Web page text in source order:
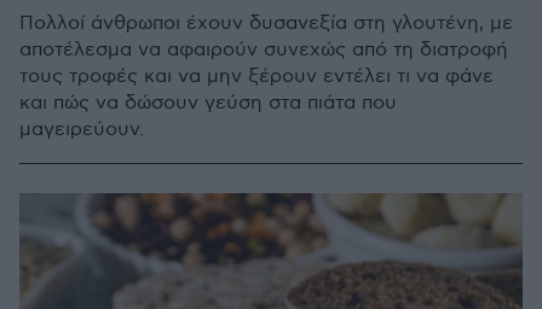
Πολλοί άνθρωποι έχουν δυσανεξία στη γλουτένη, με
αποτέλεσμα να αφαιρούν συνεχώς από τη διατροφή
τους τροφές και να μην ξέρουν εντέλει τι να φάνε
και πώς να δώσουν γεύση στα πιάτα που
μαγειρεύουν.